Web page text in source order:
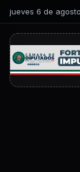
jueves 6 de